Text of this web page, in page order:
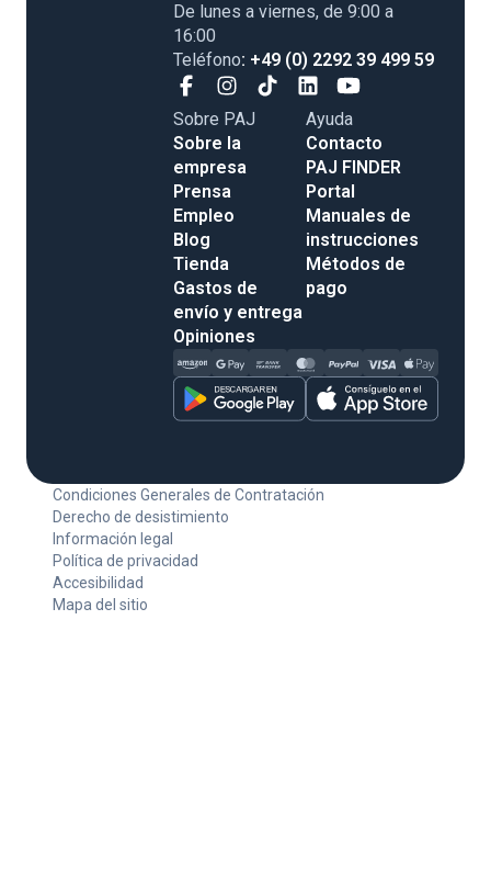
De lunes a viernes, de 9:00 a
16:00
Teléfono: +49 (0) 2292 39 499 59
Sobre PAJ
Sobre la
empresa
Prensa
Empleo
Blog
Tienda
Gastos de
envío y entrega
Opiniones
Ayuda
Contacto
PAJ FINDER
Portal
Manuales de
instrucciones
Métodos de
pago
Condiciones Generales de Contratación
Derecho de desistimiento
Información legal
Política de privacidad
Accesibilidad
Mapa del sitio